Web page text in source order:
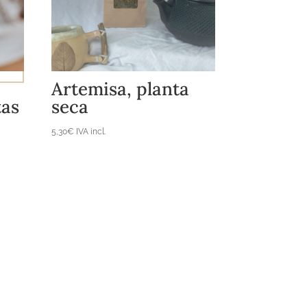
Artemisa, planta
seca
5,30€ IVA incl.
Añadir al carrito